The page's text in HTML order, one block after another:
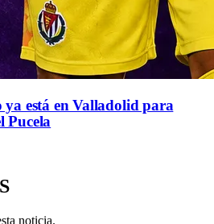
está en Valladolid para
Pucela
noticia.